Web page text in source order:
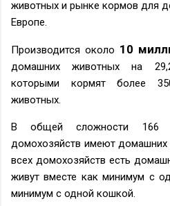
животных и рынке кормов для
Европе.
Производится около 10
домашних животных на
которыми кормят более
животных
Вобщей сложности 166
домохозяйств имеют домашних
всех домохозяйств есть
живут вместе как минимум с
минимум с одной кошкой.